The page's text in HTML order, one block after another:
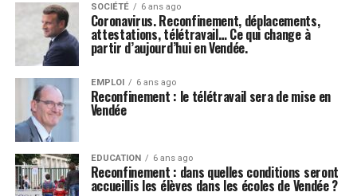
SOCIÉTÉ 6 ans ago
Coronavirus. Reconfinement, déplacements,
attestations, télétravail… Ce qui change à
partir d’aujourd’hui en Vendée.
EMPLOI 6 ans ago
Reconfinement : le télétravail sera de mise en
Vendée
EDUCATION 6 ans ago
Reconfinement : dans quelles conditions seront
accueillis les élèves dans les écoles de Vendée ?